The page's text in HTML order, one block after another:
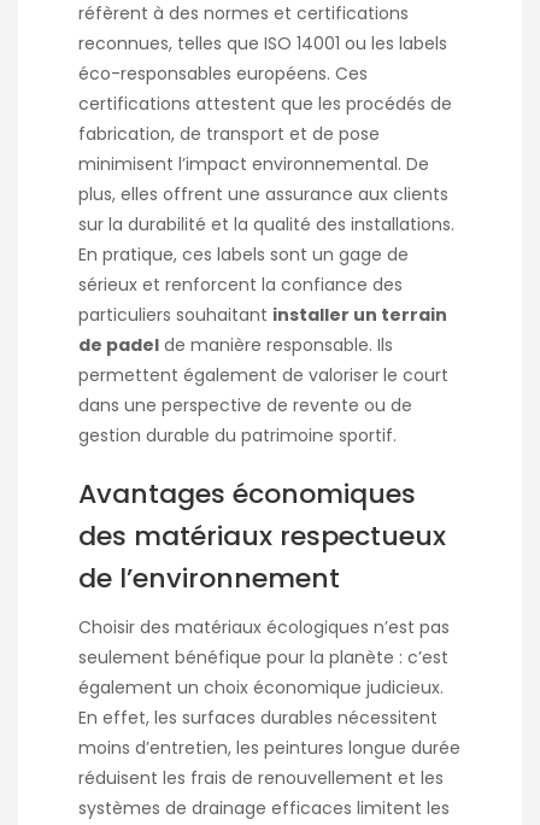
réfèrent à des normes et certifications
reconnues, telles que ISO 14001 ou les labels
éco-responsables européens. Ces
certifications attestent que les procédés de
fabrication, de transport et de pose
minimisent l’impact environnemental. De
plus, elles offrent une assurance aux clients
sur la durabilité et la qualité des installations.
En pratique, ces labels sont un gage de
sérieux et renforcent la confiance des
particuliers souhaitant installer un terrain
de padel de manière responsable. Ils
permettent également de valoriser le court
dans une perspective de revente ou de
gestion durable du patrimoine sportif.
Avantages économiques
des matériaux respectueux
de l’environnement
Choisir des matériaux écologiques n’est pas
seulement bénéfique pour la planète : c’est
également un choix économique judicieux.
En effet, les surfaces durables nécessitent
moins d’entretien, les peintures longue durée
réduisent les frais de renouvellement et les
systèmes de drainage efficaces limitent les